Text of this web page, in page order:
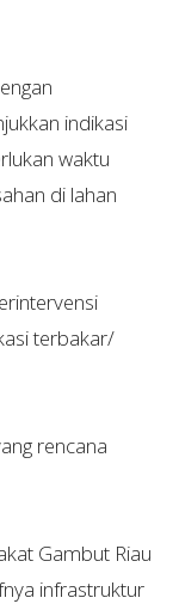
indikasi
waktu
di lahan
terbakar/
rencana
Gambut Riau
infrastruktur